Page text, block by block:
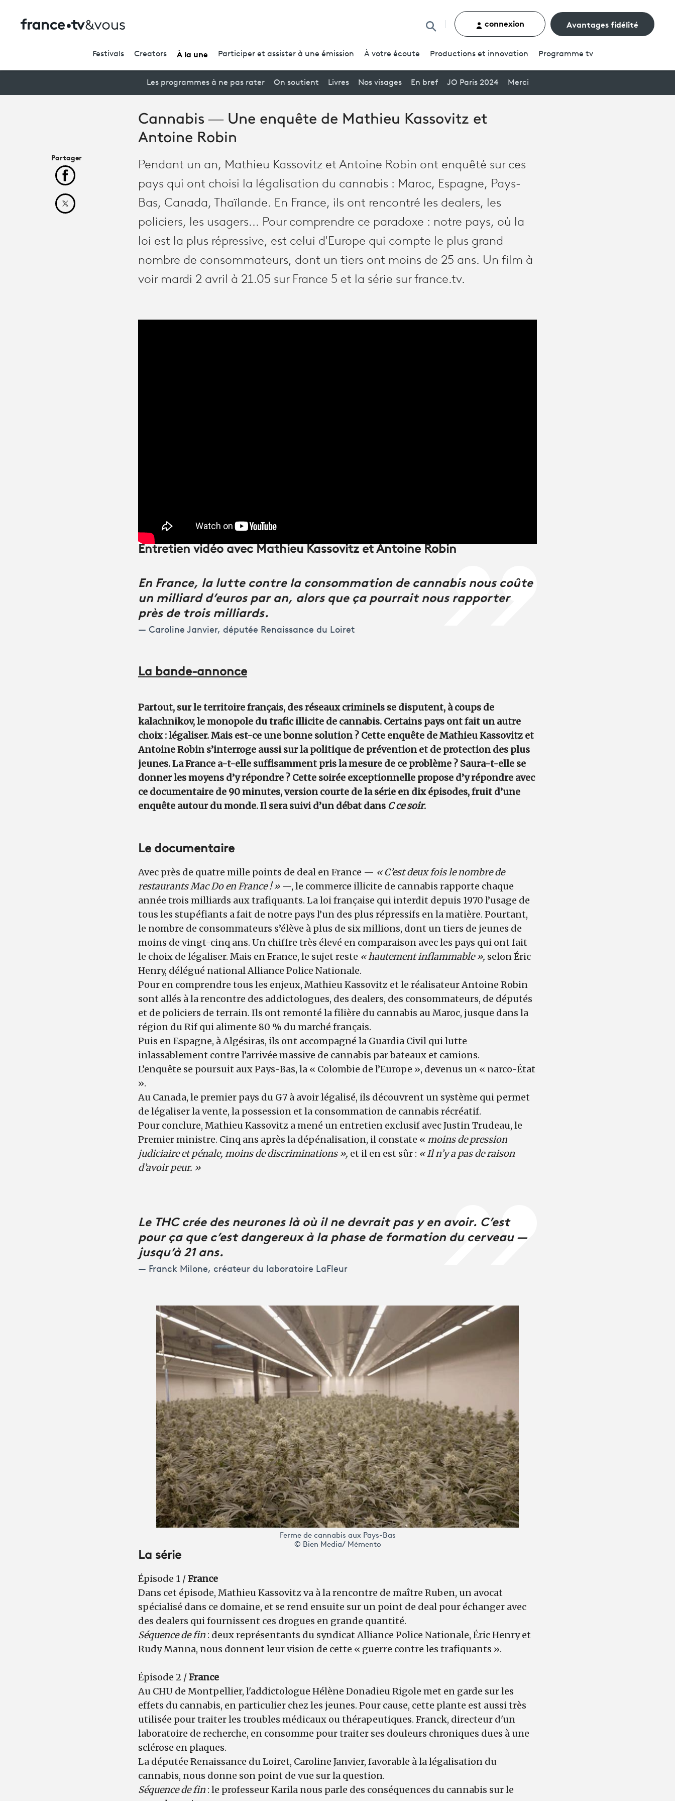
Rechercher un contenu
connexion Avantages fidélité
Festivals Creators À la une Participer et assister à une émission À votre écoute Productions et innovation Programme tv
Les programmes à ne pas rater On soutient Livres Nos visages En bref JO Paris 2024 Merci
Cannabis — Une enquête de Mathieu Kassovitz et
Antoine Robin
Pendant un an, Mathieu Kassovitz et Antoine Robin ont enquêté sur ces
pays qui ont choisi la légalisation du cannabis : Maroc, Espagne, Pays-
Bas, Canada, Thaïlande. En France, ils ont rencontré les dealers, les
policiers, les usagers... Pour comprendre ce paradoxe : notre pays, où la
loi est la plus répressive, est celui d'Europe qui compte le plus grand
nombre de consommateurs, dont un tiers ont moins de 25 ans. Un film à
voir mardi 2 avril à 21.05 sur France 5 et la série sur france.tv.
Entretien vidéo avec Mathieu Kassovitz et Antoine Robin
En France, la lutte contre la consommation de cannabis nous coûte
un milliard d’euros par an, alors que ça pourrait nous rapporter
près de trois milliards.
Caroline Janvier, députée Renaissance du Loiret
La bande-annonce
Partout, sur le territoire français, des réseaux criminels se disputent, à coups de
kalachnikov, le monopole du trafic illicite de cannabis. Certains pays ont fait un autre
choix : légaliser. Mais est-ce une bonne solution ? Cette enquête de Mathieu Kassovitz et
Antoine Robin s’interroge aussi sur la politique de prévention et de protection des plus
jeunes. La France a-t-elle suffisamment pris la mesure de ce problème ? Saura-t-elle se
donner les moyens d’y répondre ? Cette soirée exceptionnelle propose d’y répondre avec
ce documentaire de 90 minutes, version courte de la série en dix épisodes, fruit d’une
enquête autour du monde. Il sera suivi d’un débat dans C ce soir.
Le documentaire
Avec près de quatre mille points de deal en France — « C’est deux fois le nombre de
restaurants Mac Do en France ! » —, le commerce illicite de cannabis rapporte chaque
année trois milliards aux trafiquants. La loi française qui interdit depuis 1970 l’usage de
tous les stupéfiants a fait de notre pays l’un des plus répressifs en la matière. Pourtant,
le nombre de consommateurs s’élève à plus de six millions, dont un tiers de jeunes de
moins de vingt-cinq ans. Un chiffre très élevé en comparaison avec les pays qui ont fait
le choix de légaliser. Mais en France, le sujet reste « hautement inflammable », selon Éric
Henry, délégué national Alliance Police Nationale.
Pour en comprendre tous les enjeux, Mathieu Kassovitz et le réalisateur Antoine Robin
sont allés à la rencontre des addictologues, des dealers, des consommateurs, de députés
et de policiers de terrain. Ils ont remonté la filière du cannabis au Maroc, jusque dans la
région du Rif qui alimente 80 % du marché français.
Puis en Espagne, à Algésiras, ils ont accompagné la Guardia Civil qui lutte
inlassablement contre l’arrivée massive de cannabis par bateaux et camions.
L’enquête se poursuit aux Pays-Bas, la « Colombie de l’Europe », devenus un « narco-État
».
Au Canada, le premier pays du G7 à avoir légalisé, ils découvrent un système qui permet
de légaliser la vente, la possession et la consommation de cannabis récréatif.
Pour conclure, Mathieu Kassovitz a mené un entretien exclusif avec Justin Trudeau, le
Premier ministre. Cinq ans après la dépénalisation, il constate « moins de pression
judiciaire et pénale, moins de discriminations », et il en est sûr : « Il n’y a pas de raison
d’avoir peur. »
Le THC crée des neurones là où il ne devrait pas y en avoir. C’est
pour ça que c’est dangereux à la phase de formation du cerveau —
jusqu’à 21 ans.
Franck Milone, créateur du laboratoire LaFleur
Ferme de cannabis aux Pays-Bas
© Bien Media/ Mémento
La série
Épisode 1 /France
Dans cet épisode, Mathieu Kassovitz va à la rencontre de maître Ruben, un avocat
spécialisé dans ce domaine, et se rend ensuite sur un point de deal pour échanger avec
des dealers qui fournissent ces drogues en grande quantité.
Séquence de fin : deux représentants du syndicat Alliance Police Nationale, Éric Henry et
Rudy Manna, nous donnent leur vision de cette « guerre contre les trafiquants ».
Épisode 2 /France
Au CHU de Montpellier, l'addictologue Hélène Donadieu Rigole met en garde sur les
effets du cannabis, en particulier chez les jeunes. Pour cause, cette plante est aussi très
utilisée pour traiter les troubles médicaux ou thérapeutiques. Franck, directeur d'un
laboratoire de recherche, en consomme pour traiter ses douleurs chroniques dues à une
sclérose en plaques.
La députée Renaissance du Loiret, Caroline Janvier, favorable à la légalisation du
cannabis, nous donne son point de vue sur la question.
Séquence de fin : le professeur Karila nous parle des conséquences du cannabis sur le
Partager
Partager cet article sur Facebook
Partager cet article sur X